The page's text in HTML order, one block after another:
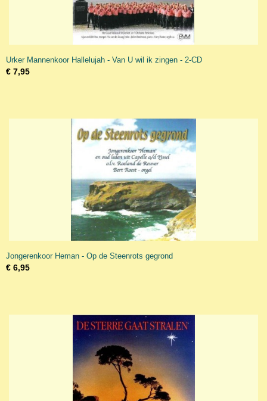
Urker Mannenkoor Hallelujah - Van U wil ik zingen - 2-CD
€ 7,95
Jongerenkoor Heman - Op de Steenrots gegrond
€ 6,95